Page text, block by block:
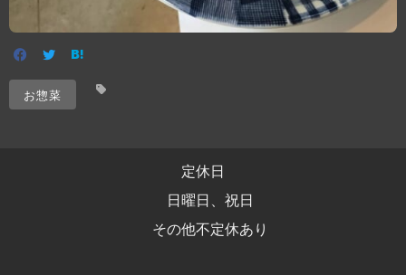
お惣菜
定休日
日曜日、祝日
その他不定休あり